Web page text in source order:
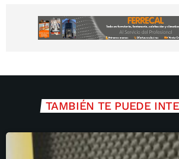
TAMBIÉN TE PUEDE